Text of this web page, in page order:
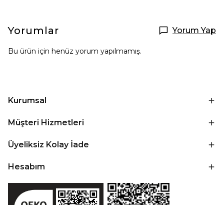
Yorumlar Yorum Yap
Bu ürün için henüz yorum yapılmamış.
Kurumsal
Müşteri Hizmetleri
Üyeliksiz Kolay İade
Hesabım